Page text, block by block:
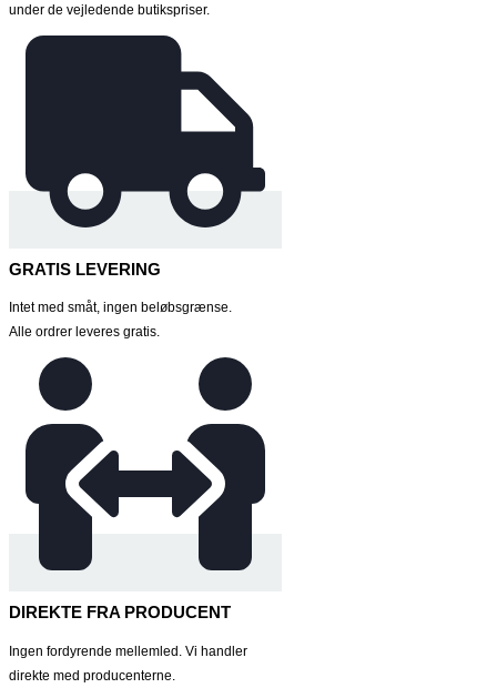
under de vejledende butikspriser.
GRATIS LEVERING
Intet med småt, ingen beløbsgrænse.
Alle ordrer leveres gratis.
DIREKTE FRA PRODUCENT
Ingen fordyrende mellemled. Vi handler
direkte med producenterne.